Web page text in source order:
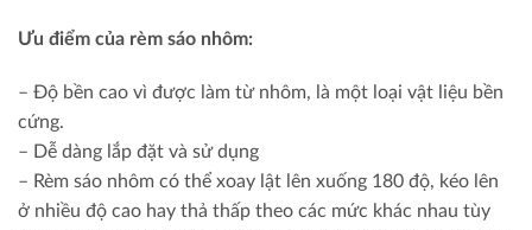
Ưu điểm của rèm sáo nhôm:
– Độ bền cao vì được làm từ nhôm, là một loại vật liệu bền
cứng.
– Dễ dàng lắp đặt và sử dụng
– Rèm sáo nhôm có thể xoay lật lên xuống 180 độ, kéo lên
ở nhiều độ cao hay thả thấp theo các mức khác nhau tùy